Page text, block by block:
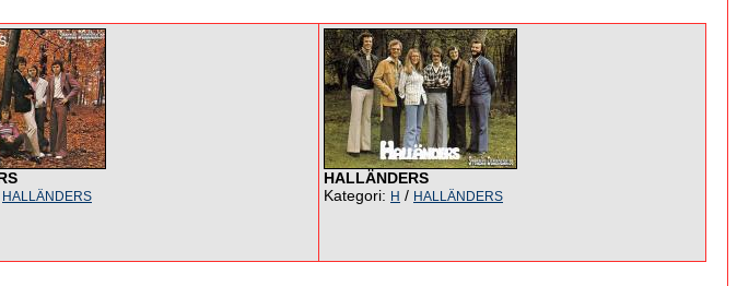
HALLÄNDERS
HALLÄNDERS
Kategori: H / HALLÄNDERS